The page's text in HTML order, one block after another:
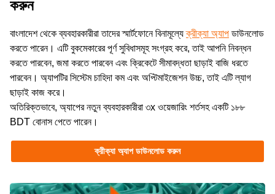
করুন
বাংলাদেশ থেকে ব্যবহারকারীরা তাদের স্মার্টফোনে বিনামূল্যেক্রীক্যা অ্যাপ ডাউনলোড
করতে পারেন। এটি বুকমেকারের পূর্ণ সুবিধাসমূহ সংগ্রহ করে, তাই আপনি নিবন্ধন
করতে পারবেন, জমা করতে পারবেন এবং ক্রিকেটে সীমাবদ্ধতা ছাড়াই বাজি ধরতে
পারবেন। অ্যাপটির সিস্টেম চাহিদা কম এবং অপ্টিমাইজেশন উচ্চ, তাই এটি ল্যাগ
ছাড়াই কাজ করে।
অতিরিক্তভাবে, অ্যাপের নতুন ব্যবহারকারীরা ৩x ওয়েজারিং শর্তসহ একটি ১৮৮
BDT বোনাস পেতে পারেন।
ক্রীক্যা অ্যাপ ডাউনলোড করুন